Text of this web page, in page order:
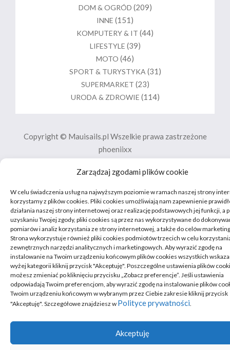
Zarządzaj zgodami plików cookie
W celu świadczenia usług na najwyższym poziomie w ramach naszej strony
korzystamy z plików cookies. Pliki cookies umożliwiają nam zapewnienie
działania naszej strony internetowej oraz realizację podstawowych jej funkcji, a
uzyskaniu Twojej zgody, pliki cookies są przez nas wykorzystywane do
pomiarów i analiz korzystania ze strony internetowej, a także do celów
Strona wykorzystuje również pliki cookies podmiotów trzecich w celu
zewnętrznych narzędzi analitycznych i marketingowych. Aby wyrazić zgodę na
instalowanie na Twoim urządzeniu końcowym plików cookies wszystkich
wyżej kategorii kliknij przycisk "Akceptuję". Poszczególne ustawienia plików
możesz zmieniać po kliknięciu przycisku „Zobacz preferencje”. Jeśli ustawienia
odpowiadają Twoim preferencjom, aby wyrazić zgodę na instalowanie plików
Twoim urządzeniu końcowym w wybranym przez Ciebie zakresie kliknij przycisk
"Akceptuję". Szczegółowe znajdziesz w Polityce prywatności.
Akceptuję
DOM & OGRÓD (209)
INNE (151)
KOMPUTERY & IT (44)
LIFESTYLE (39)
MOTO (46)
SPORT & TURYSTYKA (31)
SUPERMARKET (23)
URODA & ZDROWIE (114)
Copyright © Mauisails.pl Wszelkie prawa zastrzeżone
phoeniixx